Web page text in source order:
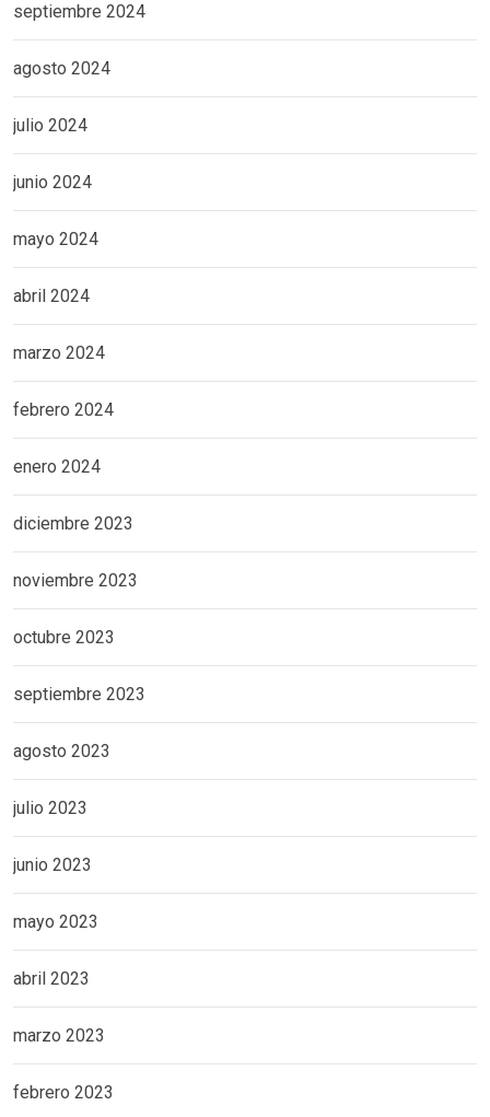
septiembre 2024
agosto 2024
julio 2024
junio 2024
mayo 2024
abril 2024
marzo 2024
febrero 2024
enero 2024
diciembre 2023
noviembre 2023
octubre 2023
septiembre 2023
agosto 2023
julio 2023
junio 2023
mayo 2023
abril 2023
marzo 2023
febrero 2023